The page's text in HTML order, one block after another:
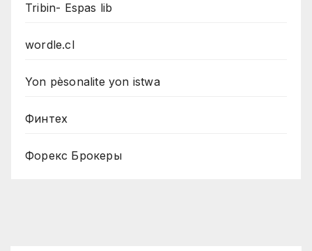
Tribin- Espas lib
wordle.cl
Yon pèsonalite yon istwa
Финтех
Форекс Брокеры